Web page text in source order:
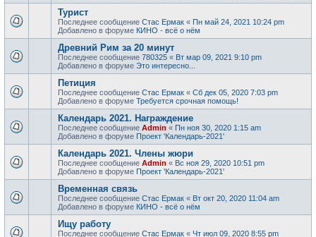
Турист
Последнее сообщение Стас Ермак « Пн май 24, 2021 10:24 pm
Добавлено в форуме КИНО - всё о нём
Древний Рим за 20 минут
Последнее сообщение 780325 « Вт мар 09, 2021 9:10 pm
Добавлено в форуме Это интересно...
Петиция
Последнее сообщение Стас Ермак « Сб дек 05, 2020 7:03 pm
Добавлено в форуме Требуется срочная помощь!
Календарь 2021. Награждение
Последнее сообщение Admin « Пн ноя 30, 2020 1:15 am
Добавлено в форуме Проект 'Календарь-2021'
Календарь 2021. Члены жюри
Последнее сообщение Admin « Вс ноя 29, 2020 10:51 pm
Добавлено в форуме Проект 'Календарь-2021'
Временная связь
Последнее сообщение Стас Ермак « Вт окт 20, 2020 11:04 am
Добавлено в форуме КИНО - всё о нём
Ищу работу
Последнее сообщение Стас Ермак « Чт июл 09, 2020 8:55 pm